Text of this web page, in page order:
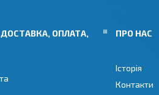
ОПЛАТА,
ПРО НАС
Історія
Контакти